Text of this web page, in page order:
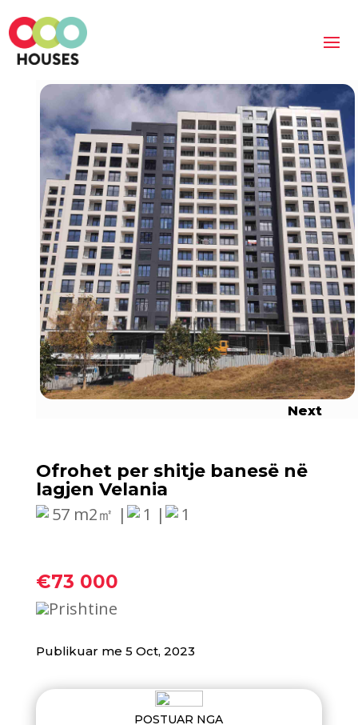
Next
Ofrohet per ‪‎shitje banesë në
lagjen Velania
57 m2㎡ |
1 | 1
€73 000
Prishtine
Publikuar me 5 Oct, 2023
POSTUAR NGA